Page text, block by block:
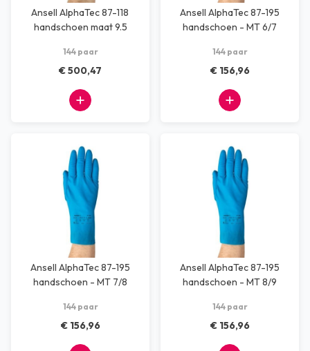
Ansell AlphaTec 87-118
handschoen maat 9.5
144 paar
€ 500,47
Ansell AlphaTec 87-195
handschoen - MT 6/7
144 paar
€ 156,96
Ansell AlphaTec 87-195
handschoen - MT 7/8
144 paar
€ 156,96
Ansell AlphaTec 87-195
handschoen - MT 8/9
144 paar
€ 156,96